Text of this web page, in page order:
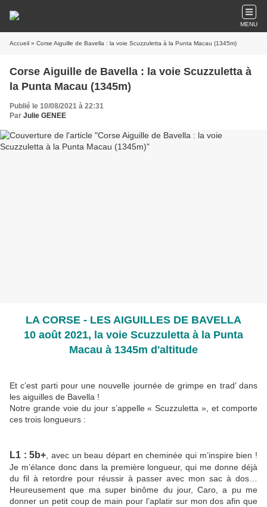
MENU
Accueil » Corse Aiguille de Bavella : la voie Scuzzuletta à la Punta Macau (1345m)
Corse Aiguille de Bavella : la voie Scuzzuletta à
la Punta Macau (1345m)
Publié le 10/08/2021 à 22:31
Par Julie GENEE
LA CORSE - LES AIGUILLES DE BAVELLA
10 août 2021, la voie Scuzzuletta à la Punta
Macau à 1345m d'altitude
Et c’est parti pour une nouvelle journée de grimpe en trad’ dans
les aiguilles de Bavella !
Notre grande voie du jour s’appelle « Scuzzuletta », et comporte
ces trois longueurs :
L1 : 5b+ , avec un beau départ en cheminée qui m’inspire bien !
Je m’élance donc dans la première longueur, qui me donne déjà
du fil à retordre pour réussir à passer avec mon sac à dos…
Heureusement que ma super binôme du jour, Caro, a pu me
donner un petit coup de main pour l’aplatir sur mon dos afin que